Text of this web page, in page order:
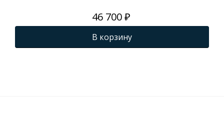
46 700 ₽
В корзину